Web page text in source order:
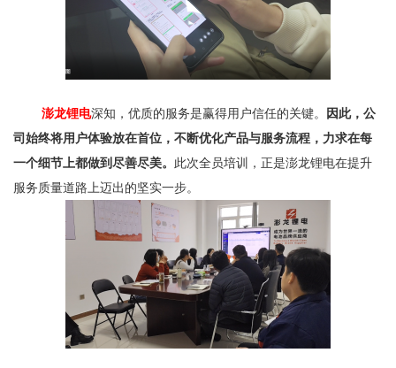
澎龙锂电深知，优质的服务是赢得用户信任的关键。
因此，公
司始终将用户体验放在首位，不断优化产品与服务流程，力求在每
一个细节上都做到尽善尽美。 此次全员培训，正是澎龙锂电在提升
服务质量道路上迈出的坚实一步。